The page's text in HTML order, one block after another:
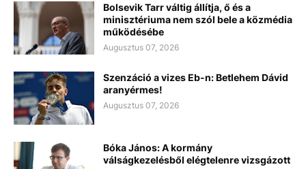
Bolsevik Tarr váltig állítja, ő és a
minisztériuma nem szól bele a közmédia
működésébe
Augusztus 07, 2026
Szenzáció a vizes Eb-n: Betlehem Dávid
aranyérmes!
Augusztus 07, 2026
Bóka János: A kormány
válságkezelésből elégtelenre vizsgázott